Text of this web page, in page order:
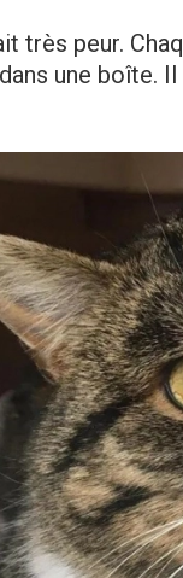
très peur.
une boîte.